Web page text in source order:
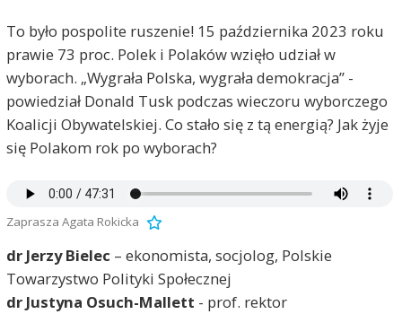
To było pospolite ruszenie! 15 października 2023 roku
prawie 73 proc. Polek i Polaków wzięło udział w
wyborach. „Wygrała Polska, wygrała demokracja” -
powiedział Donald Tusk podczas wieczoru wyborczego
Koalicji Obywatelskiej. Co stało się z tą energią? Jak żyje
się Polakom rok po wyborach?
Zaprasza Agata Rokicka
dr Jerzy Bielec – ekonomista, socjolog, Polskie
Towarzystwo Polityki Społecznej
dr Justyna Osuch-Mallett - prof. rektor